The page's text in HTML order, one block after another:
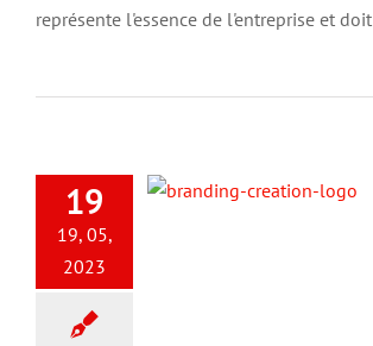
représente l'essence de l'entreprise et doit
19
19, 05,
2023